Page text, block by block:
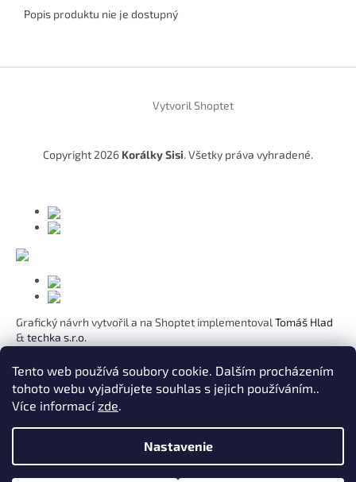
Tento web používá soubory cookie. Dalším procházením
tohoto webu vyjadřujete souhlas s jejich používáním..
Více informacízde.
Nastavenie
Popis produktu nie je dostupný
Vytvoril Shoptet
Copyright 2026 Korálky Sisi. Všetky práva vyhradené.
Grafický návrh vytvořil a na Shoptet implementoval Tomáš Hlad
& techka s.r.o.
Koho chcete obdarovat?
Pre mamičku
Pre moju lásku
Pre dcéru